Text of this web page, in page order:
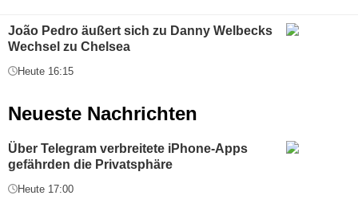
João Pedro äußert sich zu Danny Welbecks
Wechsel zu Chelsea
Heute 16:15
Neueste Nachrichten
Über Telegram verbreitete iPhone-Apps
gefährden die Privatsphäre
Heute 17:00